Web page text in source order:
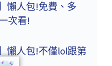
懶人包!免費、多
次看!
懶人包!不僅lol跟第